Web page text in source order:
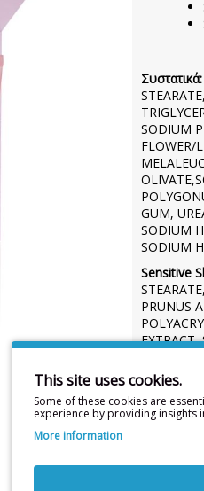
SODIUM
FLOWER/
GUM,
SODIUM
SODIUM
Sensitive
PRUNUS
EXTRACT,
SODIUM
SODIUM
SODIUM
This site uses cookies.
Some of these cookies are
experience by providing insights
More information